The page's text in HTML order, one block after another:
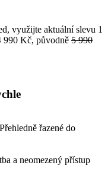
využijte aktuální slevu 1
990 Kč, původně 5 990
Přehledně řazené do
a neomezený přístup